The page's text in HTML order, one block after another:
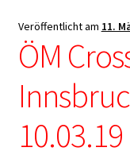
Trainingsangebot
Veranstaltungen
Veröffentlicht am 11.
ÖM
10.03.19